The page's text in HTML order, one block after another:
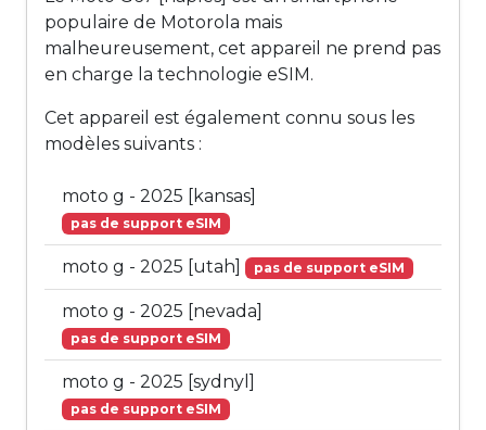
populaire de Motorola mais
malheureusement, cet appareil ne prend pas
en charge la technologie eSIM.
Cet appareil est également connu sous les
modèles suivants :
moto g - 2025 [kansas]
pas de support eSIM
moto g - 2025 [utah] pas de support eSIM
moto g - 2025 [nevada]
pas de support eSIM
moto g - 2025 [sydnyl]
pas de support eSIM